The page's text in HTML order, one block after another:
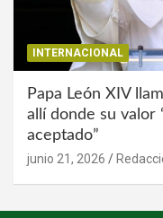
INTERNACIONAL
Papa León XIV
allí donde su valor
aceptado”
junio 21, 2026